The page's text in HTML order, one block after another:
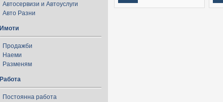
Автосервизи и Автоуслуги
Авто Разни
Имоти
Продажби
Наеми
Разменям
Работа
Постоянна работа